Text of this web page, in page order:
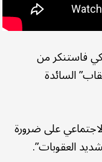
فاستنكر من
السائدة
على ضرورة
العقوبات”.